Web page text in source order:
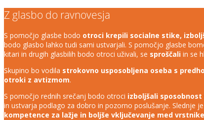
Z glasbo do ravnovesja
S pomočjo glasbe bodo otroci krepili socialne stike,
bodo glasbo lahko tudi sami ustvarjali. S pomočjo glasbe
kitari in drugih glasbilih bodo otroci uživali, se sproščali in se
Skupino bo vodila strokovno usposobljena oseba s
otroki z avtizmom.
S pomočjo rednih srečanj bodo otroci izboljšali
in ustvarja podlago za dobro in pozorno poslušanje. Slednje
kompetence za lažje in boljše vključevanje med vrstnike